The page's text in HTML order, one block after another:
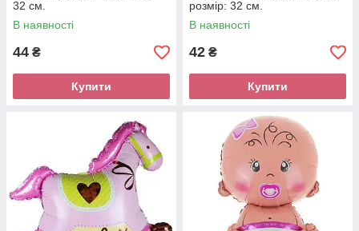
32 см.
В наявності
44 ₴
Купити
розмір: 32 см.
В наявності
42 ₴
Купити